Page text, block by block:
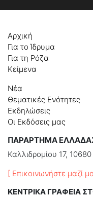
Αρχική
Για το Ίδρυμα
Για τη Ρόζα
Κείμενα
Νέα
Θεματικές Ενότητες
Εκδηλώσεις
Οι Εκδόσεις μας
ΠΑΡΑΡΤΗΜΑ
Καλλιδρομίου 17,
[ Επικοινωνήστε μαζί
ΚΕΝΤΡΙΚΑ ΓΡΑΦΕΙΑ